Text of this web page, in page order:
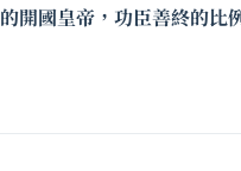
開國皇帝，功臣善終的比